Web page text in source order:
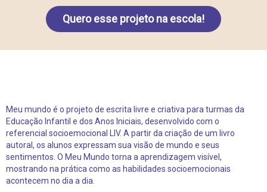
Quero esse projeto na escola!
Meu mundo é o projeto de escrita livre e criativa para turmas da
Educação Infantil e dos Anos Iniciais, desenvolvido com o
referencial socioemocional LIV. A partir da criação de um livro
autoral, os alunos expressam sua visão de mundo e seus
sentimentos. O Meu Mundo torna a aprendizagem visível,
mostrando na prática como as habilidades socioemocionais
acontecem no dia a dia.